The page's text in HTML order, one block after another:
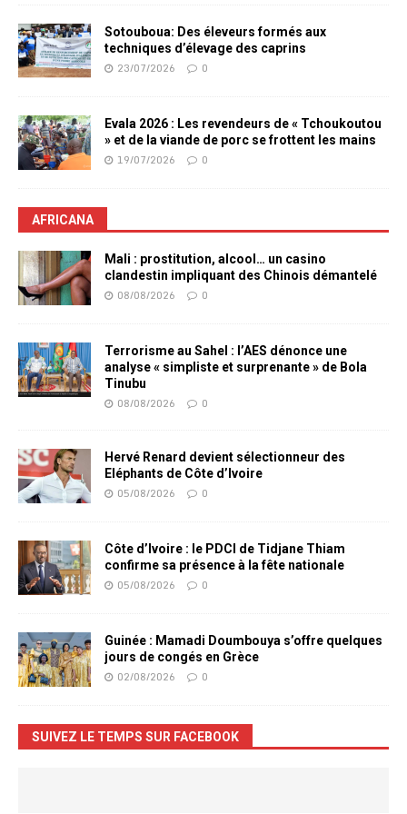
Sotouboua: Des éleveurs formés aux
techniques d’élevage des caprins
23/07/2026 0
Evala 2026 : Les revendeurs de « Tchoukoutou
» et de la viande de porc se frottent les mains
19/07/2026 0
AFRICANA
Mali : prostitution, alcool… un casino
clandestin impliquant des Chinois démantelé
08/08/2026 0
Terrorisme au Sahel : l’AES dénonce une
analyse « simpliste et surprenante » de Bola
Tinubu
08/08/2026 0
Hervé Renard devient sélectionneur des
Eléphants de Côte d’Ivoire
05/08/2026 0
Côte d’Ivoire : le PDCI de Tidjane Thiam
confirme sa présence à la fête nationale
05/08/2026 0
Guinée : Mamadi Doumbouya s’offre quelques
jours de congés en Grèce
02/08/2026 0
SUIVEZ LE TEMPS SUR FACEBOOK